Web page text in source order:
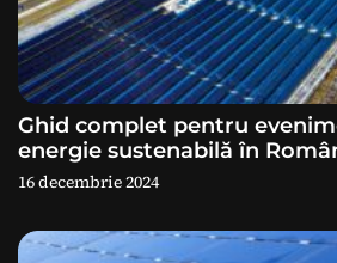
o
l
e
Ghid complet pentru
energie sustenabilă în
16 decembrie 2024